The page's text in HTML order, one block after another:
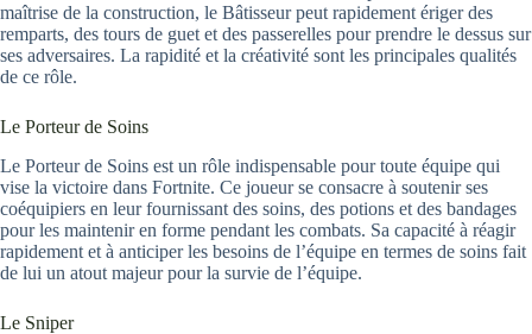
maîtrise de la construction, le Bâtisseur peut rapidement ériger des
remparts, des tours de guet et des passerelles pour prendre le dessus sur
ses adversaires. La rapidité et la créativité sont les principales qualités
de ce rôle.
Le Porteur de Soins
Le Porteur de Soins est un rôle indispensable pour toute équipe qui
vise la victoire dans Fortnite. Ce joueur se consacre à soutenir ses
coéquipiers en leur fournissant des soins, des potions et des bandages
pour les maintenir en forme pendant les combats. Sa capacité à réagir
rapidement et à anticiper les besoins de l’équipe en termes de soins fait
de lui un atout majeur pour la survie de l’équipe.
Le Sniper